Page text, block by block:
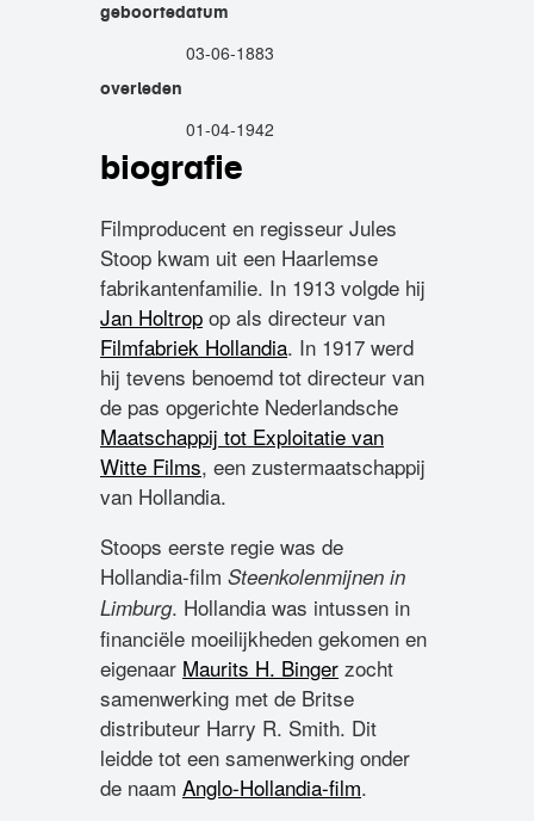
geboortedatum
03-06-1883
overleden
01-04-1942
biografie
Filmproducent en regisseur Jules
Stoop kwam uit een Haarlemse
fabrikantenfamilie. In 1913 volgde hij
Jan Holtrop op als directeur van
Filmfabriek Hollandia. In 1917 werd
hij tevens benoemd tot directeur van
de pas opgerichte Nederlandsche
Maatschappij tot Exploitatie van
Witte Films, een zustermaatschappij
van Hollandia.
Stoops eerste regie was de
Hollandia-film Steenkolenmijnen in
Limburg. Hollandia was intussen in
financiële moeilijkheden gekomen en
eigenaar Maurits H. Binger zocht
samenwerking met de Britse
distributeur Harry R. Smith. Dit
leidde tot een samenwerking onder
de naam Anglo-Hollandia-film.